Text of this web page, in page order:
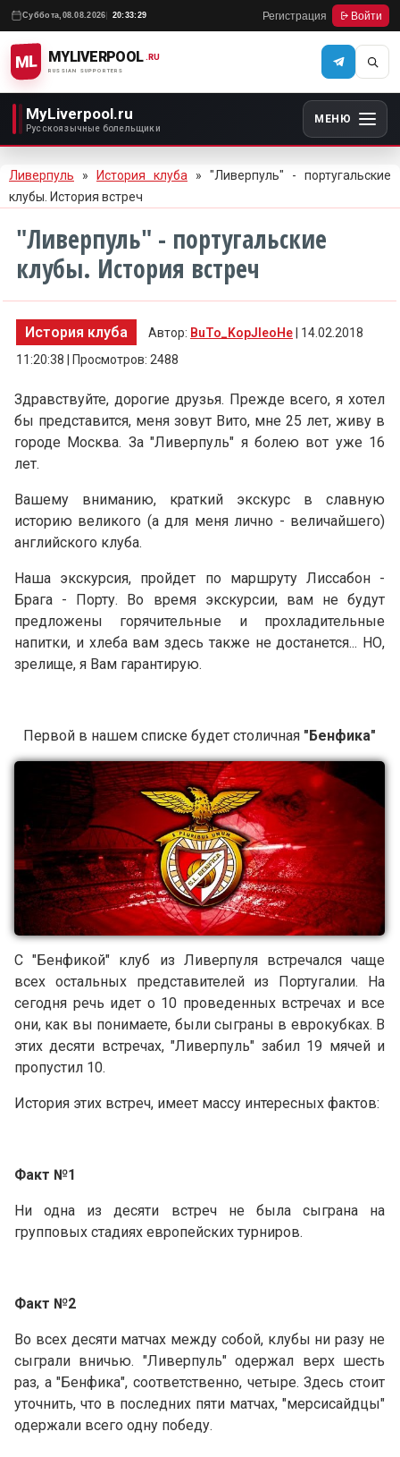
Суббота, 08.08.2026 20:33:29 Регистрация Войти
ML MYLIVERPOOL
RUSSIAN SUPPORTERS
.RU
MyLiverpool.ru
Русскоязычные болельщики
МЕНЮ
Ливерпуль » История клуба » "Ливерпуль" - португальские
клубы. История встреч
"Ливерпуль" - португальские
клубы. История встреч
История клуба Автор: BuTo_KopJIeoHe | 14.02.2018
11:20:38 | Просмотров: 2488
Здравствуйте, дорогие друзья. Прежде всего, я хотел
бы представится, меня зовут Вито, мне 25 лет, живу в
городе Москва. За "Ливерпуль" я болею вот уже 16
лет.
Вашему вниманию, краткий экскурс в славную
историю великого (а для меня лично - величайшего)
английского клуба.
Наша экскурсия, пройдет по маршруту Лиссабон -
Брага - Порту. Во время экскурсии, вам не будут
предложены горячительные и прохладительные
напитки, и хлеба вам здесь также не достанется... НО,
зрелище, я Вам гарантирую.
Первой в нашем списке будет столичная "Бенфика"
С "Бенфикой" клуб из Ливерпуля встречался чаще
всех остальных представителей из Португалии. На
сегодня речь идет о 10 проведенных встречах и все
они, как вы понимаете, были сыграны в еврокубках. В
этих десяти встречах, "Ливерпуль" забил 19 мячей и
пропустил 10.
История этих встреч, имеет массу интересных фактов:
Факт №1
Ни одна из десяти встреч не была сыграна на
групповых стадиях европейских турниров.
Факт №2
Во всех десяти матчах между собой, клубы ни разу не
сыграли вничью. "Ливерпуль" одержал верх шесть
раз, а "Бенфика", соответственно, четыре. Здесь стоит
уточнить, что в последних пяти матчах, "мерсисайдцы"
одержали всего одну победу.